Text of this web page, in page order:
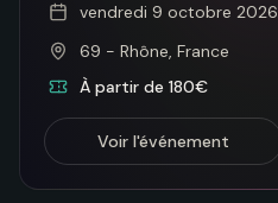
vendredi 9 octobre 2026
69 - Rhône, France
À partir de 180€
Voir l'événement